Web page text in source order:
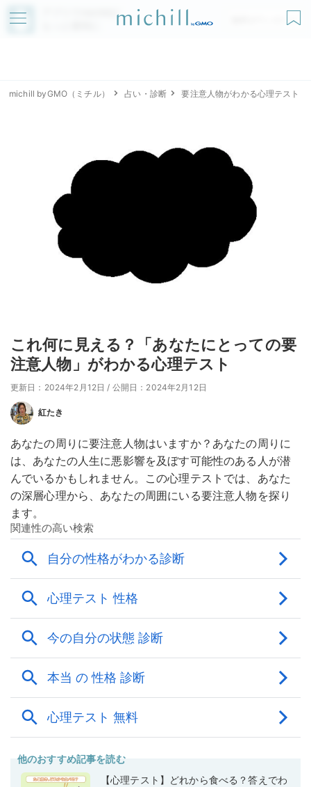
アプリでmichillが
無料ダウンロード
michill byGMO（ミチル） 占い・診断 要注意人物がわかる心理テスト
これ何に見える？「あなたにとっての要
注意人物」がわかる心理テスト
更新日：2024年2月12日 / 公開日：2024年2月12日
紅たき
あなたの周りに要注意人物はいますか？あなたの周りに
は、あなたの人生に悪影響を及ぼす可能性のある人が潜
んでいるかもしれません。この心理テストでは、あなた
の深層心理から、あなたの周囲にいる要注意人物を探り
ます。
他のおすすめ記事を読む
【心理テスト】どれから食べる？答えでわ